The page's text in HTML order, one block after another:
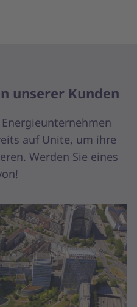
unserer Kunden
auf Unite, um ihre
Werden Sie eines